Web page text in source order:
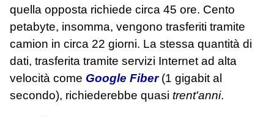
quella opposta richiede circa 45 ore. Cento
petabyte, insomma, vengono trasferiti tramite
camion in circa 22 giorni. La stessa quantità di
dati, trasferita tramite servizi Internet ad alta
velocità come Google Fiber(1 gigabit al
secondo), richiederebbe quasi trent'anni.